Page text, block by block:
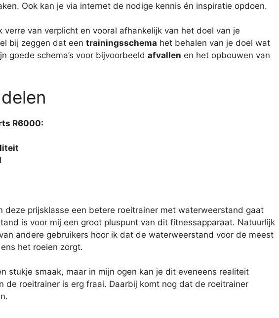
Ook kan je via internet de nodige kennis én inspiratie opdoen.
verre van verplicht en vooral afhankelijk van het doel van je
bij zeggen dat een trainingsschema het behalen van je doel wat
goede schema’s voor bijvoorbeeld afvallen en het opbouwen van
R6000:
deze prijsklasse een betere roeitrainer met waterweerstand gaat
is voor mij een groot pluspunt van dit fitnessapparaat. Natuurlijk
andere gebruikers hoor ik dat de waterweerstand voor de meest
het roeien zorgt.
stukje smaak, maar in mijn ogen kan je dit eveneens realiteit
de roeitrainer is erg fraai. Daarbij komt nog dat de roeitrainer